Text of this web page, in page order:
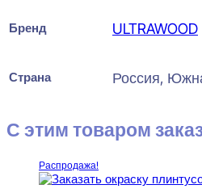
Бренд ULTRAWOOD
Страна Россия,
С этим товаром
Распродажа!